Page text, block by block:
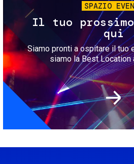
SPAZIO
Il tuo
qui
Siamo pronti a ospitare il tuo
siamo la Best Location